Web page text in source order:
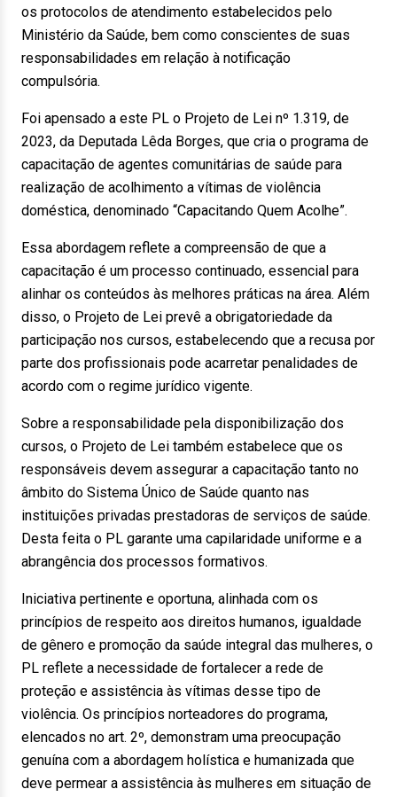
os protocolos de atendimento estabelecidos pelo
Ministério da Saúde, bem como conscientes de suas
responsabilidades em relação à notificação
compulsória.
Foi apensado a este PL o Projeto de Lei nº 1.319, de
2023, da Deputada Lêda Borges, que cria o programa de
capacitação de agentes comunitárias de saúde para
realização de acolhimento a vítimas de violência
doméstica, denominado “Capacitando Quem Acolhe”.
Essa abordagem reflete a compreensão de que a
capacitação é um processo continuado, essencial para
alinhar os conteúdos às melhores práticas na área. Além
disso, o Projeto de Lei prevê a obrigatoriedade da
participação nos cursos, estabelecendo que a recusa por
parte dos profissionais pode acarretar penalidades de
acordo com o regime jurídico vigente.
Sobre a responsabilidade pela disponibilização dos
cursos, o Projeto de Lei também estabelece que os
responsáveis devem assegurar a capacitação tanto no
âmbito do Sistema Único de Saúde quanto nas
instituições privadas prestadoras de serviços de saúde.
Desta feita o PL garante uma capilaridade uniforme e a
abrangência dos processos formativos.
Iniciativa pertinente e oportuna, alinhada com os
princípios de respeito aos direitos humanos, igualdade
de gênero e promoção da saúde integral das mulheres, o
PL reflete a necessidade de fortalecer a rede de
proteção e assistência às vítimas desse tipo de
violência. Os princípios norteadores do programa,
elencados no art. 2º, demonstram uma preocupação
genuína com a abordagem holística e humanizada que
deve permear a assistência às mulheres em situação de